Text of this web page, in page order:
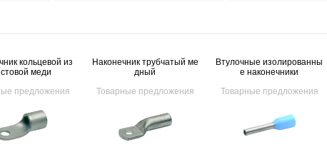
кольцевой из
меди
предложения
Наконечник трубчатый ме
дный
Товарные предложения
Втулочные изолированны
е наконечники
Товарные предложения